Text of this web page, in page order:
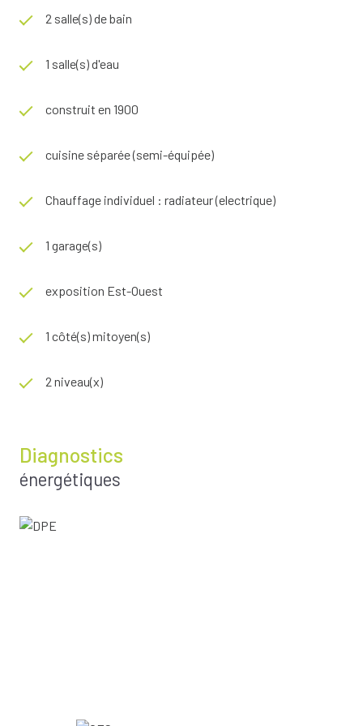
Les informations sur les risques auxquels ce bien est
2 salle(s) de bain
1 salle(s) d'eau
construit en 1900
cuisine séparée (semi-équipée)
Chauffage individuel : radiateur (electrique)
1 garage(s)
exposition Est-Ouest
1 côté(s) mitoyen(s)
2 niveau(x)
Diagnostics
énergétiques